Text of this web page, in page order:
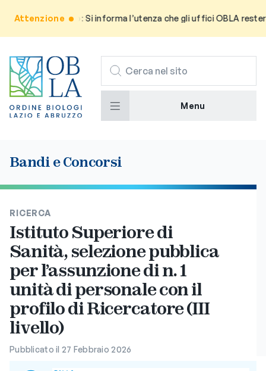
AttenzioneAvviso: Si informa l’utenza che gli uffici OBLA
CERCA
Menu
Bandi e Concorsi
RICERCA
Istituto Superiore di
Sanità, selezione pubblica
per l’assunzione di n. 1
unità di personale con il
profilo di Ricercatore (III
livello)
Pubblicato il 27 Febbraio 2026